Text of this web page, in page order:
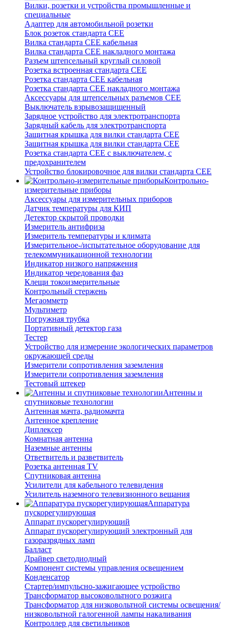
Вилки, розетки и устройства промышленные и
специальные
Адаптер для автомобильной розетки
Блок розеток стандарта CEE
Вилка стандарта CEE кабельная
Вилка стандарта CEE накладного монтажа
Разъем штепсельный круглый силовой
Розетка встроенная стандарта CEE
Розетка стандарта СЕЕ кабельная
Розетка стандарта СЕЕ накладного монтажа
Аксессуары для штепсельных разъемов CEE
Выключатель взрывозащищенный
Зарядное устройство для электротранспорта
Зарядный кабель для электротранспорта
Защитная крышка для вилки стандарта CEE
Защитная крышка для вилки стандарта CEE
Розетка стандарта СЕЕ с выключателем, с
предохранителем
Устройство блокировочное для вилки стандарта CEE
Контрольно-
измерительные приборы
Аксессуары для измерительных приборов
Датчик температуры для КИП
Детектор скрытой проводки
Измеритель антифриза
Измеритель температуры и климата
Измерительное-/испытательное оборудование для
телекоммуникационной технологии
Индикатор низкого напряжения
Индикатор чередования фаз
Клещи токоизмерительные
Контрольный стержень
Мегаомметр
Мультиметр
Погружная трубка
Портативный детектор газа
Тестер
Устройство для измерение экологических параметров
окружающей среды
Измерители сопротивления заземления
Измерители сопротивления заземления
Тестовый штекер
Антенны и
спутниковые технологии
Антенная мачта, радиомачта
Антенное крепление
Диплексер
Комнатная антенна
Наземные антенны
Ответвитель и разветвитель
Розетка антенная TV
Спутниковая антенна
Усилители для кабельного телевидения
Усилитель наземного телевизионного вещания
Аппаратура
пускорегулирующая
Аппарат пускорегулирующий
Аппарат пускорегулирующий электронный для
газоразрядных ламп
Балласт
Драйвер светодиодный
Компонент системы управления освещением
Конденсатор
Стартер/импульсно-зажигающее устройство
Трансформатор высоковольтного розжига
Трансформатор для низковольтной системы освещения/
низковольтной галогенной лампы накаливания
Контроллер для светильников